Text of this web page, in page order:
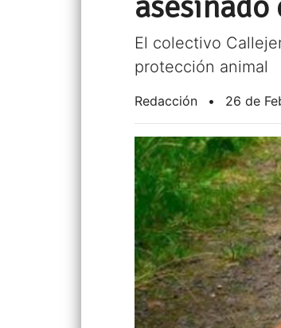
El colectivo
protección animal
Redacción • 26 de